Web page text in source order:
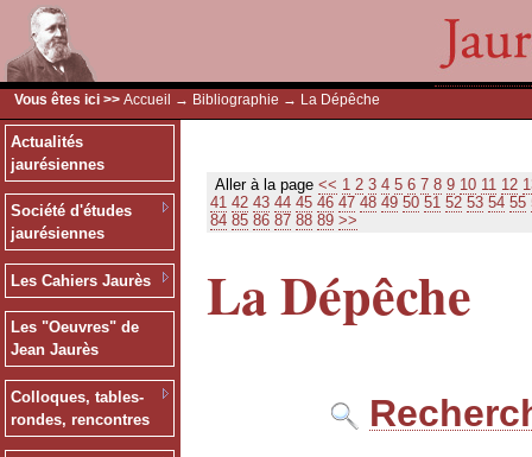
Vous êtes ici >> Accueil → Bibliographie → La Dépêche
Actualités
jaurésiennes
Société d'études
jaurésiennes
Les Cahiers Jaurès
Les "Oeuvres" de
Jean Jaurès
Colloques, tables-
rondes, rencontres
Aller à la page << 1 2 3 4 5 6 7 8 9 10 11 12
41 42 43 44 45 46 47 48 49 50 51 52 53 54 55
84 85 86 87 88 89 >>
La Dépêche